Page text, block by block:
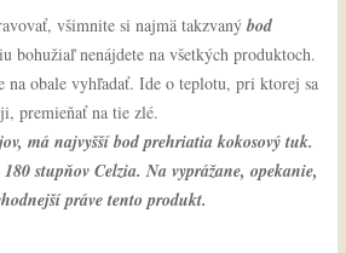
všimnite si najmä takzvaný bod
bohužiaľ nenájdete na všetkých produktoch.
na obale vyhľadať. Ide o teplotu, pri ktorej sa
premieňať na tie zlé.
má najvyšší bod prehriatia kokosový tuk.
stupňov Celzia. Na vyprážane, opekanie,
práve tento produkt.